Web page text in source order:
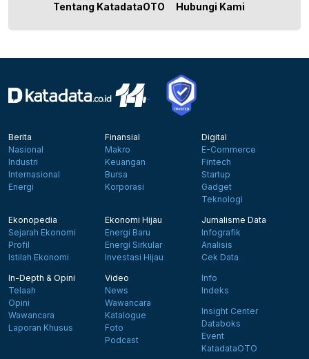
Tentang KatadataOTO Hubungi Kami
Berita
Nasional
Industri
Internasional
Energi
Finansial
Makro
Keuangan
Bursa
Korporasi
Digital
E-Commerce
Fintech
Startup
Gadget
Teknologi
Ekonopedia
Sejarah Ekonomi
Profil
Istilah Ekonomi
Ekonomi Hijau
Energi Baru
Energi Sirkular
Investasi Hijau
Jurnalisme Data
Infografik
Analisis
Cek Data
In-Depth & Opini
Telaah
Opini
Wawancara
Laporan Khusus
Video
News
Wawancara
Katalogue
Foto
Podcast
Info
Indeks
Insight Center
Databoks
Event
KatadataOTO